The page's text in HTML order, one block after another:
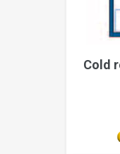
Cold